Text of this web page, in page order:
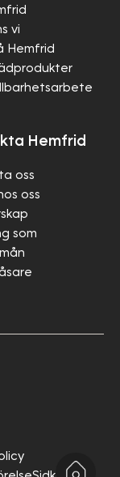
vi
Hemfrid
Hemfrid
oss
oss
som